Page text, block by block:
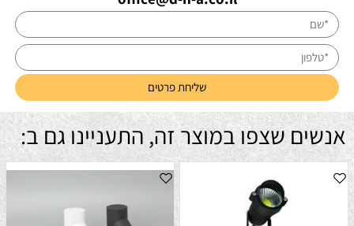
אנשים שצפו במוצר זה, התעניינו גם ב: